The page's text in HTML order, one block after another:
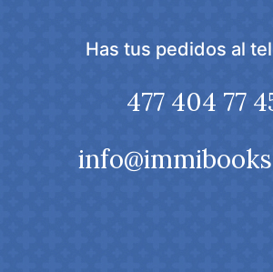
Has tus pedidos al
477 404 77